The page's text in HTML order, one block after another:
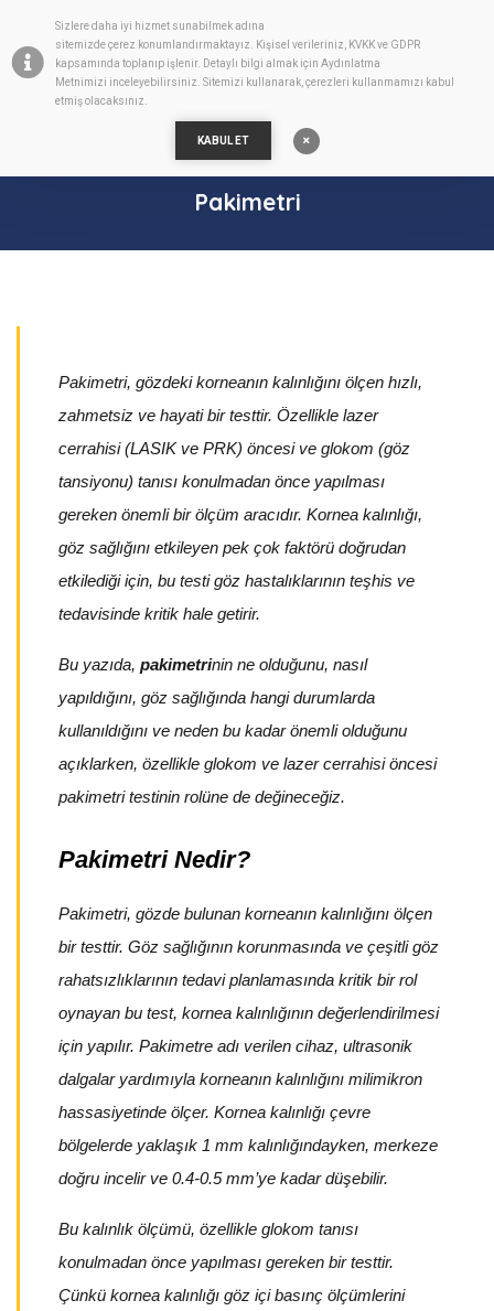
Sizlere daha iyi hizmet sunabilmek adına
sitemizdeçerez konumlandırmaktayız. Kişisel verileriniz, KVKK ve GDPR
kapsamında toplanıp işlenir. Detaylı bilgi almak için Aydınlatma
Metnimizi inceleyebilirsiniz. Sitemizi kullanarak, çerezleri kullanmamızı kabul
etmiş olacaksınız.
KABUL ET
Pakimetri
Pakimetri, gözdeki korneanın kalınlığını ölçen hızlı,
zahmetsiz ve hayati bir testtir. Özellikle lazer
cerrahisi (LASIK ve PRK) öncesi ve glokom (göz
tansiyonu) tanısı konulmadan önce yapılması
gereken önemli bir ölçüm aracıdır. Kornea kalınlığı,
göz sağlığını etkileyen pek çok faktörü doğrudan
etkilediği için, bu testi göz hastalıklarının teşhis ve
tedavisinde kritik hale getirir.
Bu yazıda, pakimetrinin ne olduğunu, nasıl
yapıldığını, göz sağlığında hangi durumlarda
kullanıldığını ve neden bu kadar önemli olduğunu
açıklarken, özellikle glokom ve lazer cerrahisi öncesi
pakimetri testinin rolüne de değineceğiz.
Pakimetri Nedir?
Pakimetri, gözde bulunan korneanın kalınlığını ölçen
bir testtir. Göz sağlığının korunmasında ve çeşitli göz
rahatsızlıklarının tedavi planlamasında kritik bir rol
oynayan bu test, kornea kalınlığının değerlendirilmesi
için yapılır. Pakimetre adı verilen cihaz, ultrasonik
dalgalar yardımıyla korneanın kalınlığını milimikron
hassasiyetinde ölçer. Kornea kalınlığı çevre
bölgelerde yaklaşık 1 mm kalınlığındayken, merkeze
doğru incelir ve 0.4-0.5 mm’ye kadar düşebilir.
Bu kalınlık ölçümü, özellikle glokom tanısı
konulmadan önce yapılması gereken bir testtir.
Çünkü kornea kalınlığı göz içi basınç ölçümlerini